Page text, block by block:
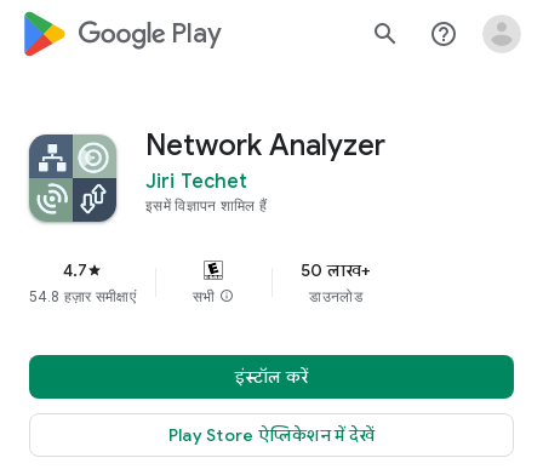
google_logo Play search help_outline
Network Analyzer
Jiri Techet
इसमें विज्ञापन शामिल हैं
4.7star
54.8 हज़ार समीक्षाएं सभी info
50 लाख+
डाउनलोड
इंस्टॉल करें
Play Store ऐप्लिकेशन में देखें